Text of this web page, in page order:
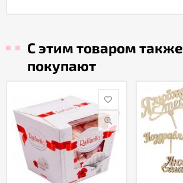
С этим товаром также
покупают